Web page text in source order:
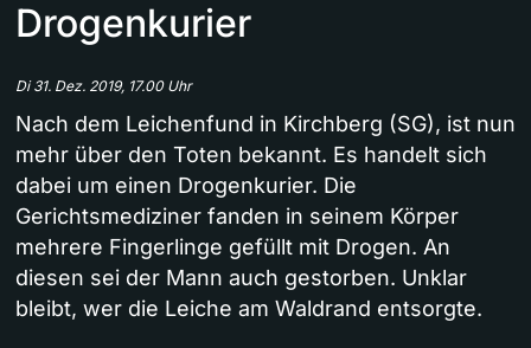
Drogenkurier
Di 31. Dez. 2019, 17.00 Uhr
Nach dem Leichenfund in Kirchberg (SG), ist nun
mehr über den Toten bekannt. Es handelt sich
dabei um einen Drogenkurier. Die
Gerichtsmediziner fanden in seinem Körper
mehrere Fingerlinge gefüllt mit Drogen. An
diesen sei der Mann auch gestorben. Unklar
bleibt, wer die Leiche am Waldrand entsorgte.